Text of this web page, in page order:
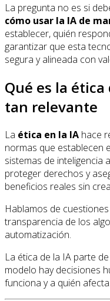
La pregunta no es si
cómo usar la IA de
establecer, quién
garantizar que esta
segura y alineada con
Qué es la ética
tan relevante
La ética en la IA hace
normas que establecen
sistemas de inteligencia
proteger derechos y
beneficios reales sin
Hablamos de
transparencia de los
automatización.
La ética de la IA parte
modelo hay decisiones
funciona y a quién afecta.